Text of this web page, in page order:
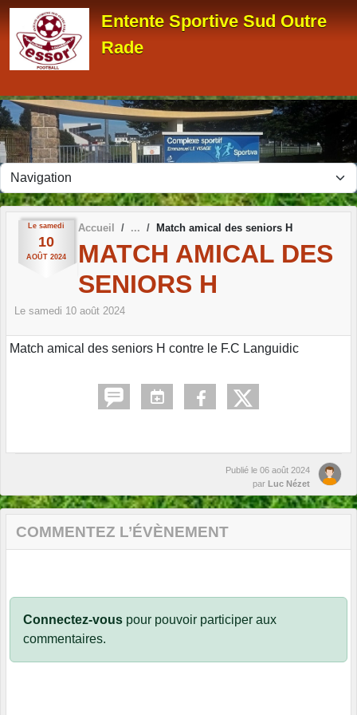
Entente Sportive Sud Outre
Rade
Le samedi
10
AOÛT 2024
Accueil Match amical des seniors H
MATCH AMICAL DES
SENIORS H
Le samedi 10 août 2024
Match amical des seniors H contre le F.C Languidic
Publié le 06 août 2024
par Luc Nézet
COMMENTEZ L’ÉVÈNEMENT
Connectez-vous pour pouvoir participer aux
commentaires.
Panneau de gestion des cookies